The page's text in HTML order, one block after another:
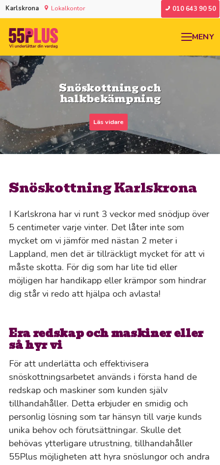
Karlskrona Lokalkontor 010 643 90 50
MENY
Snöskottning och
halkbekämpning
Läs vidare
Snöskottning Karlskrona
I Karlskrona har vi runt 3 veckor med snödjup över
5 centimeter varje vinter. Det låter inte som
mycket om vi jämför med nästan 2 meter i
Lappland, men det är tillräckligt mycket för att vi
måste skotta. För dig som har lite tid eller
möjligen har handikapp eller krämpor som hindrar
dig står vi redo att hjälpa och avlasta!
Era redskap och maskiner eller
så hyr vi
För att underlätta och effektivisera
snöskottningsarbetet används i första hand de
redskap och maskiner som kunden själv
tillhandahåller. Detta erbjuder en smidig och
personlig lösning som tar hänsyn till varje kunds
unika behov och förutsättningar. Skulle det
behövas ytterligare utrustning, tillhandahåller
55Plus möjligheten att hyra snöslungor och andra